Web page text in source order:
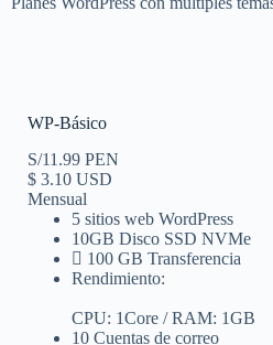
WP-Básico
S/11.99 PEN
$ 3.10 USD
Mensual
5 sitios web WordPress
10GB Disco SSD NVMe
100 GB Transferencia
Rendimiento:
CPU: 1Core / RAM: 1GB
10 Cuentas de correo